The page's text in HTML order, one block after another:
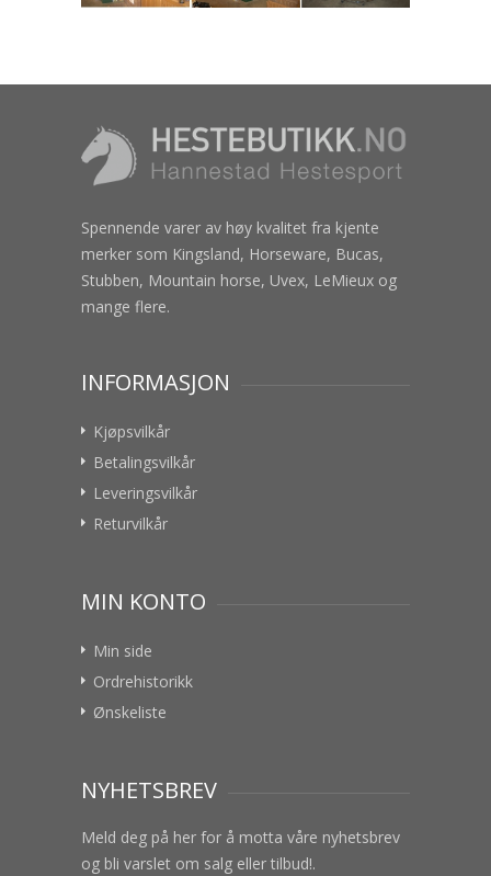
Spennende varer av høy kvalitet fra kjente
merker som Kingsland, Horseware, Bucas,
Stubben, Mountain horse, Uvex, LeMieux og
mange flere.
INFORMASJON
Kjøpsvilkår
Betalingsvilkår
Leveringsvilkår
Returvilkår
MIN KONTO
Min side
Ordrehistorikk
Ønskeliste
NYHETSBREV
Meld deg på her for å motta våre nyhetsbrev
og bli varslet om salg eller tilbud!.